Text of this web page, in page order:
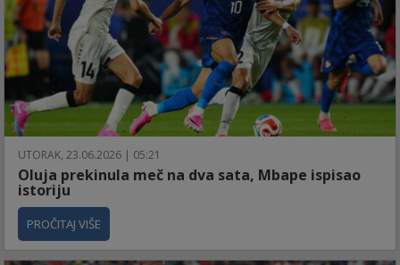
UTORAK, 23.06.2026 | 05:21
Oluja prekinula meč na dva sata, Mbape ispisao
istoriju
PROČITAJ VIŠE